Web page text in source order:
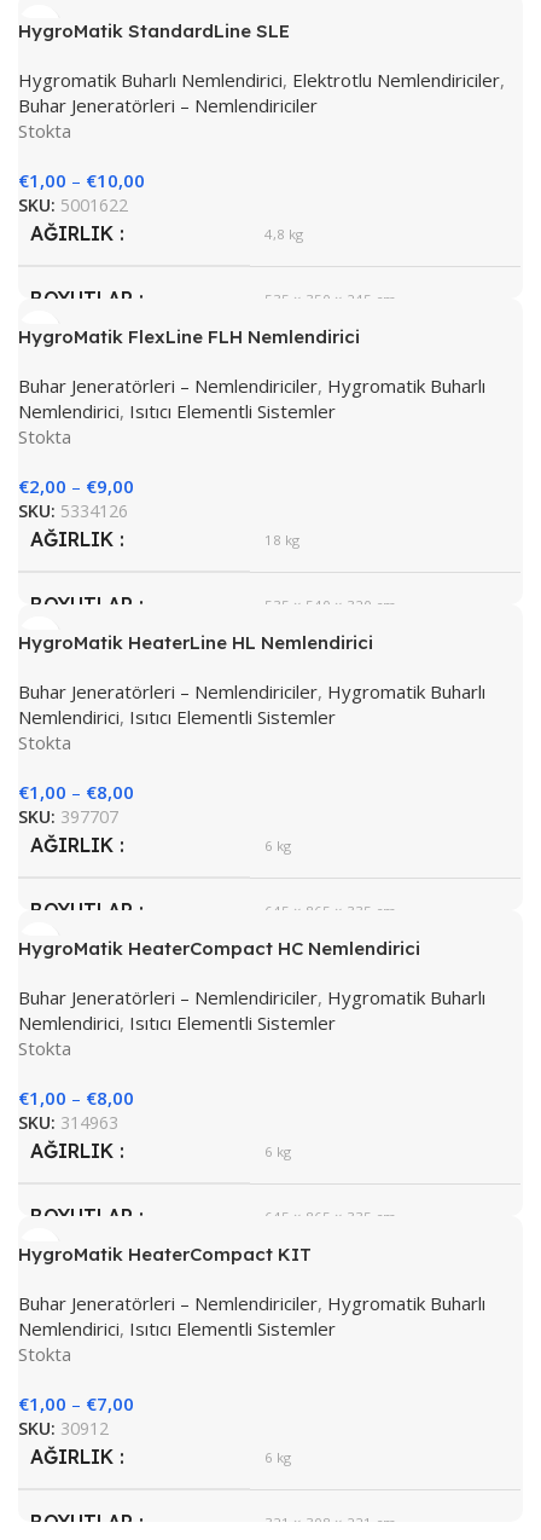
HygroMatik StandardLine SLE
Hygromatik Buharlı Nemlendirici, Elektrotlu Nemlendiriciler,
Buhar Jeneratörleri – Nemlendiriciler
Stokta
€1,00 – €10,00
SKU: 5001622
AĞIRLIK 4,8 kg
BOYUTLAR 535 × 350 × 245 cm
HygroMatik FlexLine FLH Nemlendirici
Buhar Jeneratörleri – Nemlendiriciler, Hygromatik Buharlı
Nemlendirici, Isıtıcı Elementli Sistemler
Stokta
€2,00 – €9,00
SKU: 5334126
AĞIRLIK 18 kg
BOYUTLAR 535 × 540 × 320 cm
HygroMatik HeaterLine HL Nemlendirici
Buhar Jeneratörleri – Nemlendiriciler, Hygromatik Buharlı
Nemlendirici, Isıtıcı Elementli Sistemler
Stokta
€1,00 – €8,00
SKU: 397707
AĞIRLIK 6 kg
BOYUTLAR 645 × 865 × 335 cm
HygroMatik HeaterCompact HC Nemlendirici
Buhar Jeneratörleri – Nemlendiriciler, Hygromatik Buharlı
Nemlendirici, Isıtıcı Elementli Sistemler
Stokta
€1,00 – €8,00
SKU: 314963
AĞIRLIK 6 kg
BOYUTLAR 645 × 865 × 335 cm
HygroMatik HeaterCompact KIT
Buhar Jeneratörleri – Nemlendiriciler, Hygromatik Buharlı
Nemlendirici, Isıtıcı Elementli Sistemler
Stokta
€1,00 – €7,00
SKU: 30912
AĞIRLIK 6 kg
BOYUTLAR 321 × 308 × 221 cm